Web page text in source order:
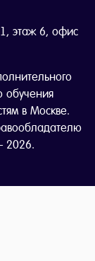
этаж 6, офис
обучения
в Москве.
2026.